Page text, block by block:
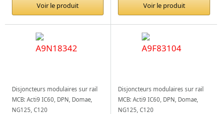
Voir le produit Voir le produit
Disjoncteurs modulaires sur rail
MCB: Acti9 IC60, DPN, Domae,
NG125, C120
Disjoncteurs modulaires sur rail
MCB: Acti9 IC60, DPN, Domae,
NG125, C120